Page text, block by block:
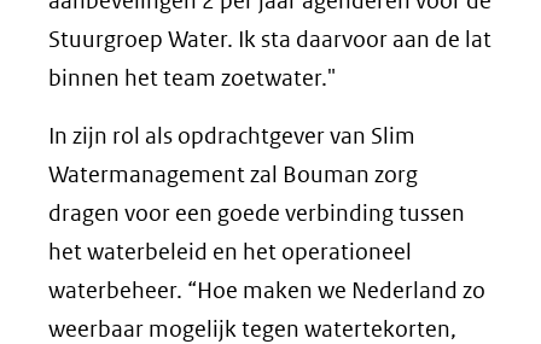
Stuurgroep Water. Ik sta daarvoor aan de lat
binnen het team zoetwater."
In zijn rol als opdrachtgever van Slim
Watermanagement zal Bouman zorg
dragen voor een goede verbinding tussen
het waterbeleid en het operationeel
waterbeheer. “Hoe maken we Nederland zo
weerbaar mogelijk tegen watertekorten,